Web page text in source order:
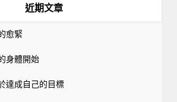
近期文章
愈緊
身體開始
達成自己的目標